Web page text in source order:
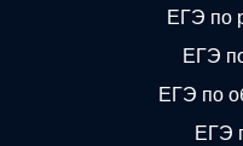
ЕГЭ по
ЕГЭ
ЕГЭ по
ЕГЭ